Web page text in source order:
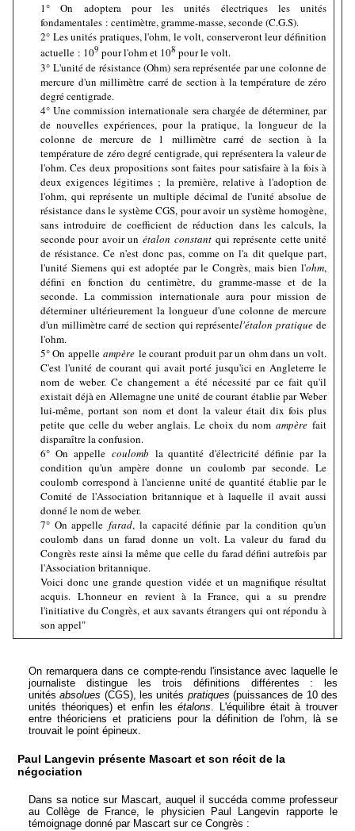
1° On adoptera pour les unités électriques les unités
fondamentales : centimètre, gramme-masse, seconde (C.G.S).
2° Les unités pratiques, l'ohm, le volt, conserveront leur définition
actuelle : 109 pour l'ohm et 108 pour le volt.
3° L'unité de résistance (Ohm) sera représentée par une colonne de
mercure d'un millimètre carré de section à la température de zéro
degré centigrade.
4° Une commission internationale sera chargée de déterminer, par
de nouvelles expériences, pour la pratique, la longueur de la
colonne de mercure de 1 millimètre carré de section à la
température de zéro degré centigrade, qui représentera la valeur de
l'ohm. Ces deux propositions sont faites pour satisfaire à la fois à
deux exigences légitimes ; la première, relative à l'adoption de
l'ohm, qui représente un multiple décimal de l'unité absolue de
résistance dans le système CGS, pour avoir un système homogène,
sans introduire de coefficient de réduction dans les calculs, la
seconde pour avoir un étalon constant qui représente cette unité
de résistance. Ce n'est donc pas, comme on l'a dit quelque part,
l'unité Siemens qui est adoptée par le Congrès, mais bien l'ohm,
défini en fonction du centimètre, du gramme-masse et de la
seconde. La commission internationale aura pour mission de
déterminer ultérieurement la longueur d'une colonne de mercure
d'un millimètre carré de section qui représentel'étalon pratique de
l'ohm.
5° On appelle ampère le courant produit par un ohm dans un volt.
C'est l'unité de courant qui avait porté jusqu'ici en Angleterre le
nom de weber. Ce changement a été nécessité par ce fait qu'il
existait déjà en Allemagne une unité de courant établie par Weber
lui-même, portant son nom et dont la valeur était dix fois plus
petite que celle du weber anglais. Le choix du nom ampère fait
disparaître la confusion.
6° On appelle coulomb la quantité d'électricité définie par la
condition qu'un ampère donne un coulomb par seconde. Le
coulomb correspond à l'ancienne unité de quantité établie par le
Comité de l'Association britannique et à laquelle il avait aussi
donné le nom de weber.
7° On appelle farad, la capacité définie par la condition qu'un
coulomb dans un farad donne un volt. La valeur du farad du
Congrès reste ainsi la même que celle du farad défini autrefois par
l'Association britannique.
Voici donc une grande question vidée et un magnifique résultat
acquis. L'honneur en revient à la France, qui a su prendre
l'initiative du Congrès, et aux savants étrangers qui ont répondu à
son appel"
On remarquera dans ce compte-rendu l'insistance avec laquelle le
journaliste distingue les trois définitions différentes : les
unités absolues (CGS), les unités pratiques (puissances de 10 des
unités théoriques) et enfin les étalons. L'équilibre était à trouver
entre théoriciens et praticiens pour la définition de l'ohm, là se
trouvait le point épineux.
Paul Langevin présente Mascart et son récit de la
négociation
Dans sa notice sur Mascart, auquel il succéda comme professeur
au Collège de France, le physicien Paul Langevin rapporte le
témoignage donné par Mascart sur ce Congrès :